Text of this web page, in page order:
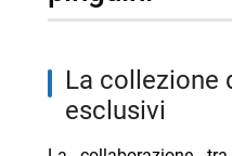
la collezione di merchandise
esclusivi